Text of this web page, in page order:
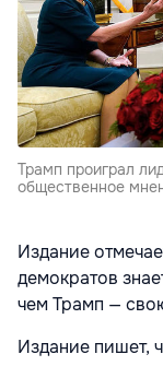
Трамп проиграл
общественное
Издание
демократов
чем Трамп —
Издание пишет,